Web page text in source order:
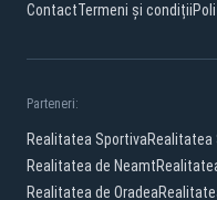
ContactTermeni și condiții
Parteneri:
Realitatea SportivaRealitatea
Realitatea de Neamt
Realitatea de Oradea